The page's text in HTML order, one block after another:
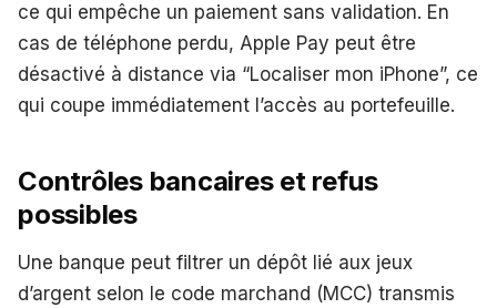
ce qui empêche un paiement sans validation. En
cas de téléphone perdu, Apple Pay peut être
désactivé à distance via “Localiser mon iPhone”, ce
qui coupe immédiatement l’accès au portefeuille.
Contrôles bancaires et refus
possibles
Une banque peut filtrer un dépôt lié aux jeux
d’argent selon le code marchand (MCC) transmis